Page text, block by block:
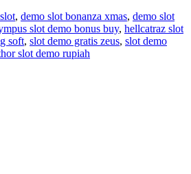
, demo slot bonanza xmas, demo slot
slot demo bonus buy, hellcatraz slot
soft, slot demo gratis zeus, slot demo
slot demo rupiah